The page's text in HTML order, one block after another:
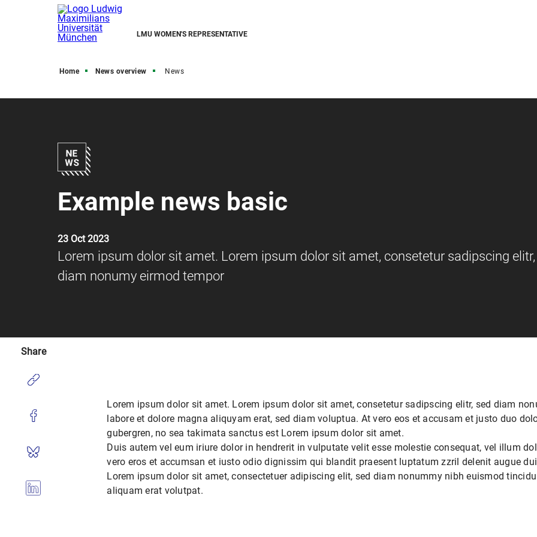
LMU WOMEN'S REPRESENTATIVE
Home News overview News
Example news basic
23 Oct 2023
Lorem ipsum dolor sit amet. Lorem ipsum dolor sit amet, consetetur sadipscing
diam nonumy eirmod tempor
Lorem ipsum dolor sit amet. Lorem ipsum dolor sit amet, consetetur sadipscing elitr, sed diam
labore et dolore magna aliquyam erat, sed diam voluptua. At vero eos et accusam et justo duo
gubergren, no sea takimata sanctus est Lorem ipsum dolor sit amet.
Duis autem vel eum iriure dolor in hendrerit in vulputate velit esse molestie consequat, vel illum
vero eros et accumsan et iusto odio dignissim qui blandit praesent luptatum zzril delenit augue
Lorem ipsum dolor sit amet, consectetuer adipiscing elit, sed diam nonummy nibh euismod
aliquam erat volutpat.
Share